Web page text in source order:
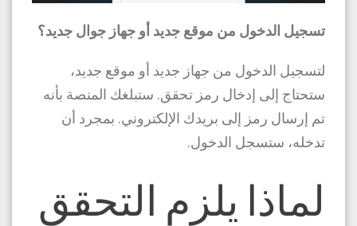
تسجيل الدخول من موقع جديد أو جهاز جوال جديد؟
لتسجيل الدخول من جهاز جديد أو موقع جديد،
ستحتاج إلى إدخال رمز تحقق. ستبلغك المنصة بأنه
تم إرسال رمز إلى بريدك الإلكتروني. بمجرد أن
تدخله، ستسجل الدخول.
لماذا يلزم التحقق